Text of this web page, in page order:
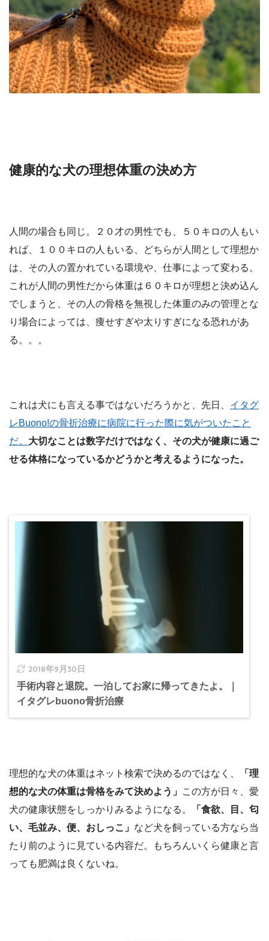
健康的な犬の理想体重の決め方
人間の場合も同じ。２０才の男性でも、５０キロの人もい
れば、１００キロの人もいる、どちらが人間として理想か
は、その人の置かれている環境や、仕事によって変わる。
これが人間の男性だから体重は６０キロが理想と決め込ん
でしまうと、その人の骨格を無視した体重のみの管理とな
り場合によっては、痩せすぎや太りすぎになる恐れがあ
る。。。
これは犬にも言える事ではないだろうかと、先日、 イタグ
レBuono!の骨折治療に病院に行った際に気がついたこと
だ。 大切なことは数字だけではなく、その犬が健康に過ご
せる体格になっているかどうかと考えるようになった。
2018年9月30日
手術内容と退院。一泊してお家に帰ってきたよ。｜
イタグレbuono骨折治療
理想的な犬の体重はネット検索で決めるのではなく、
「理
想的な犬の体重は骨格をみて決めよう」 この方が日々、愛
犬の健康状態をしっかりみるようになる。
「食欲、目、匂
い、毛並み、便、おしっこ」 など犬を飼っている方なら当
たり前のように見ている内容だ。もちろんいくら健康と言
っても肥満は良くないね。